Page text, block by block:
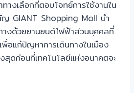
างเลือกที่ตอบโจทย์การใช้งานใน
ญ GIANT Shopping Mall นำ
างด้วยยานยนต์ไฟฟ้าส่วนบุคคลที่
อแก้ปัญหาการเดินทางในเมือง
สุดก่อนที่เทคโนโลยีแห่งอนาคตจะ